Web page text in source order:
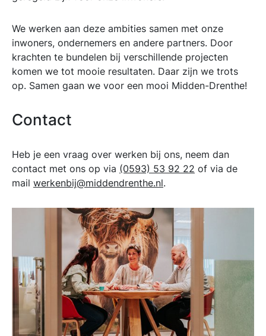
We werken aan deze ambities samen met onze
inwoners, ondernemers en andere partners. Door
krachten te bundelen bij verschillende projecten
komen we tot mooie resultaten. Daar zijn we trots
op. Samen gaan we voor een mooi Midden-Drenthe!
Contact
Heb je een vraag over werken bij ons, neem dan
contact met ons op via (0593) 53 92 22 of via de
mail werkenbij@middendrenthe.nl.